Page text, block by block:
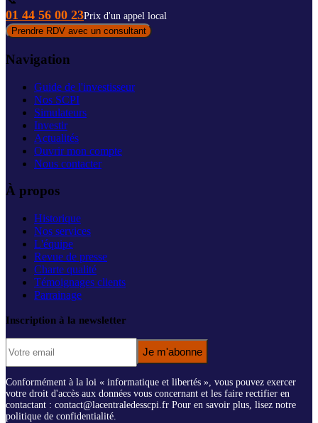
01 44 56 00 23Prix d'un appel local
Prendre RDV avec un consultant
Navigation
Guide de l'investisseur
Nos SCPI
Simulateurs
Investir
Actualités
Ouvrir mon compte
Nous contacter
À propos
Historique
Nos services
L'équipe
Revue de presse
Charte qualité
Témoignages clients
Parrainage
Inscription à la newsletter
Je m'abonne
Conformément à la loi « informatique et libertés », vous pouvez exercer
votre droit d'accès aux données vous concernant et les faire rectifier en
contactant : contact@lacentraledesscpi.fr Pour en savoir plus, lisez notre
politique de confidentialité.